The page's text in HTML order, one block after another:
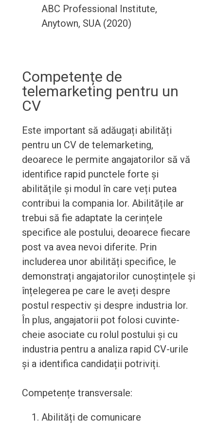
ABC Professional Institute,
Anytown, SUA (2020)
Competențe de
telemarketing pentru un
CV
Este important să adăugați abilități
pentru un CV de telemarketing,
deoarece le permite angajatorilor să vă
identifice rapid punctele forte și
abilitățile și modul în care veți putea
contribui la compania lor. Abilitățile ar
trebui să fie adaptate la cerințele
specifice ale postului, deoarece fiecare
post va avea nevoi diferite. Prin
includerea unor abilități specifice, le
demonstrați angajatorilor cunoștințele și
înțelegerea pe care le aveți despre
postul respectiv și despre industria lor.
În plus, angajatorii pot folosi cuvinte-
cheie asociate cu rolul postului și cu
industria pentru a analiza rapid CV-urile
și a identifica candidații potriviți.
Competențe transversale:
Abilități de comunicare